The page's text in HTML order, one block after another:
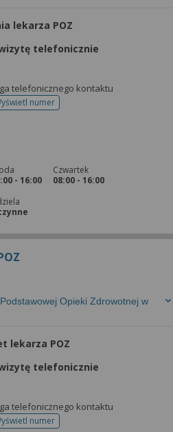
lekarza POZ
telefonicznie
telefonicznego kontaktu
numer
telefonu do rejestracji
- 16:00
Czwartek
08:00 - 16:00
Opieki Zdrowotnej w
lekarza POZ
telefonicznie
telefonicznego kontaktu
numer
telefonu do rejestracji